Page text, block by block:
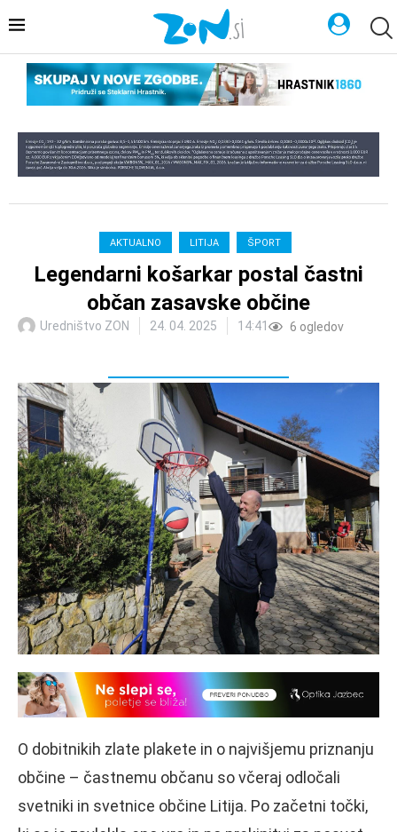
AKTUALNO LITIJA ŠPORT
Legendarni košarkar postal častni
občan zasavske občine
Uredništvo ZON 24. 04. 2025 14:41 6 ogledov
O dobitnikih zlate plakete in o najvišjemu priznanju
občine – častnemu občanu so včeraj odločali
svetniki in svetnice občine Litija. Po začetni točki,